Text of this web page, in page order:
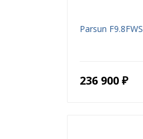
Parsun F9.8FWS
236 900 ₽